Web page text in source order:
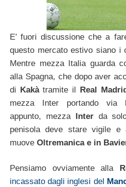
E’ fuori discussione che a
questo mercato estivo siano i
Mentre mezza Italia guarda
alla Spagna, che dopo aver
di Kakàtramite il Real
mezza Inter portando via
appunto, mezza Interda
penisola deve stare vigile e
muove Oltremanica e in
Pensiamo ovviamente alla
incassato dagli inglesi del